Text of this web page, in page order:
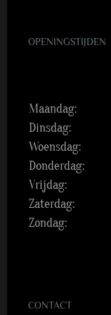
OPENINGSTIJDEN
Maandag:
Dinsdag:
Woensdag:
Donderdag:
Vrijdag:
Zaterdag:
Zondag:
CONTACT